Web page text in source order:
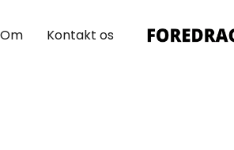
Om Kontakt os